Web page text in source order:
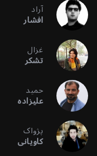
آراد
افشار
غزال
تشکر
حمید
علیزاده
پژواک
کاویانی